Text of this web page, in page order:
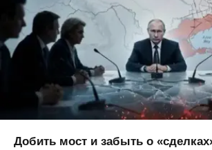
Добить мост и забыть о